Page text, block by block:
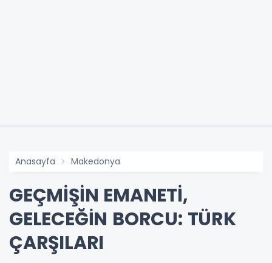
Anasayfa Makedonya
GEÇMİŞİN EMANETİ,
GELECEĞİN BORCU: TÜRK
ÇARŞILARI